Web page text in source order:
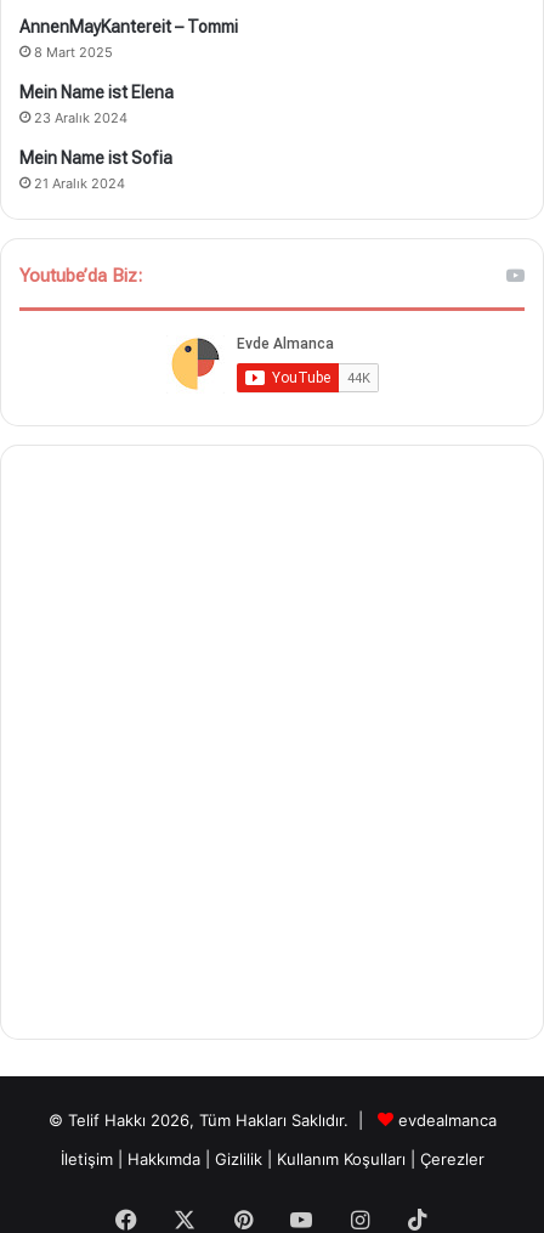
AnnenMayKantereit – Tommi
8 Mart 2025
Mein Name ist Elena
23 Aralık 2024
Mein Name ist Sofia
21 Aralık 2024
Youtube’da Biz:
© Telif Hakkı 2026, Tüm Hakları Saklıdır. |
evdealmanca
İletişim| Hakkımda Gizlilik Kullanım Koşulları Çerezler
Facebook PinterestYouTubeInstagram